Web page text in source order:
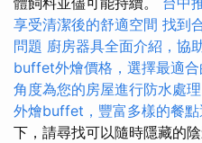
享受清潔後的舒適空間 找到
問題 廚房器具全面介紹，協
buffet外燴價格，選擇最適合
角度為您的房屋進行防水處理
外燴buffet，豐富多樣的餐點
下，請尋找可以隨時隱藏的陰